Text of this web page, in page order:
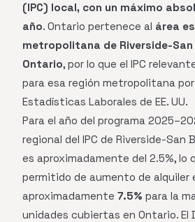
(IPC) local, con un máximo
año. Ontario pertenece al área
metropolitana de Riverside-
Ontario, por lo que el IPC
para esa región metropolitana
Estadísticas Laborales de EE. UU.
Para el año del programa
regional del IPC de Riverside-San
es aproximadamente del 2.5%, lo
permitido de aumento de alquiler
aproximadamente 7.5% para la
unidades cubiertas en Ontario. El